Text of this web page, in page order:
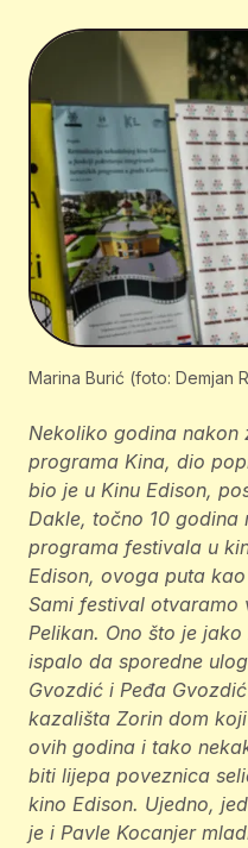
Marina Burić (foto: Demjan
Nekoliko godina nakon
programa Kina, dio
bio je u Kinu Edison,
Dakle, točno 10
programa festivala u
Edison, ovoga puta
Sami festival otvaramo
Pelikan. Ono što je
ispalo da sporedne
Gvozdić i Peđa
kazališta Zorin dom
ovih godina i tako
biti lijepa poveznica
kino Edison. Ujedno,
je i Pavle Kocanjer